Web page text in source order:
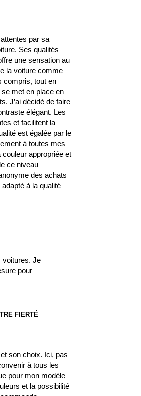
par sa
Ses qualités
une sensation au
la voiture comme
compris, tout en
met en place en
J’ai décidé de faire
élégant. Les
et facilitent la
est égalée par le
à toutes mes
appropriée et
ce niveau
des achats
adapté à la qualité
voitures. Je
pour
FIERTÉ
son choix. Ici, pas
à tous les
pour mon modèle
et la possibilité